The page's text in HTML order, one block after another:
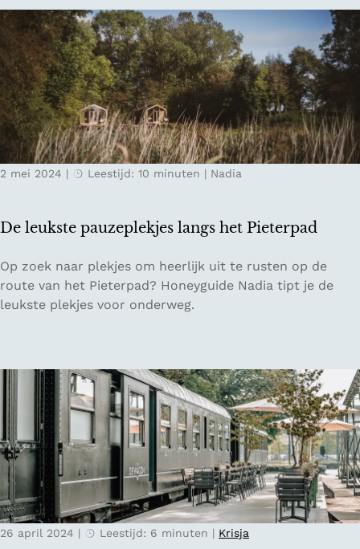
n
d
s
o
p
d
e
W
d
e
l
a
n
n
De leukste pauzeplekjes langs het Pieterpad
2 mei 2024 | Leestijd: 10 minuten | Nadia
D
e
l
p
a
z
e
p
Op zoek naar plekjes om heerlijk uit te rusten op de
route van het Pieterpad? Honeyguide Nadia tipt je de
leukste plekjes voor onderweg.
26 april 2024 | Leestijd: 6 minuten | Krisja